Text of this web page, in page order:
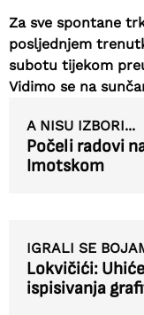
Za sve spontane
posljednjem
subotu tijekom
Vidimo se na
A NISU IZBORI...
Počeli radovi
Imotskom
IGRALI SE
Lokvičići:
ispisivanja